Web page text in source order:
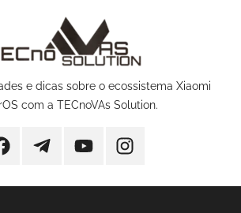
e dicas sobre o ecossistema Xiaomi
com a TECnoVAs Solution.
TelegramYouTubeInstagram